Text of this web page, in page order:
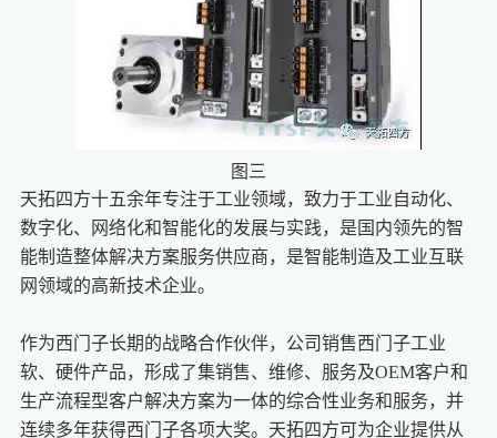
图三
天拓四方十五余年专注于工业领域，致力于工业自动化、
数字化、网络化和智能化的发展与实践，是国内领先的智
能制造整体解决方案服务供应商，是智能制造及工业互联
网领域的高新技术企业。
作为西门子长期的战略合作伙伴，公司销售西门子工业
软、硬件产品，形成了集销售、维修、服务及OEM客户和
生产流程型客户解决方案为一体的综合性业务和服务，并
连续多年获得西门子各项大奖。天拓四方可为企业提供从